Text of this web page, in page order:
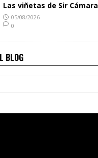
Las viñetas de Sir Cámara
05/08/2026
0
BLOG